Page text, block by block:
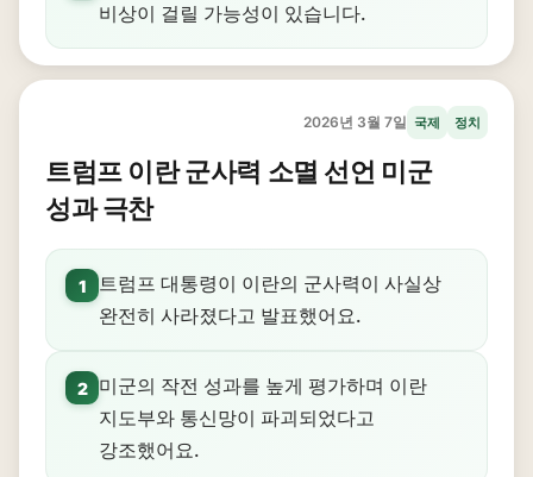
비상이 걸릴 가능성이 있습니다.
2026년 3월 7일 국제 정치
트럼프 이란 군사력 소멸 선언 미군
성과 극찬
1
트럼프 대통령이 이란의 군사력이 사실상
완전히 사라졌다고 발표했어요.
2
미군의 작전 성과를 높게 평가하며 이란
지도부와 통신망이 파괴되었다고
강조했어요.